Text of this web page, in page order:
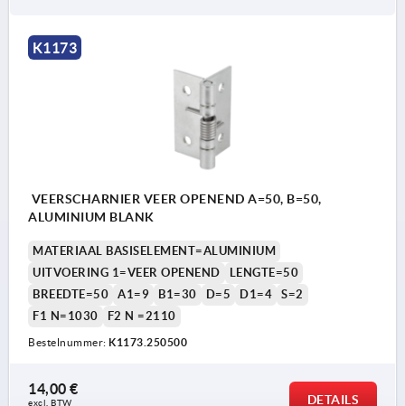
K1173
VEERSCHARNIER VEER OPENEND A=50, B=50,
ALUMINIUM BLANK
MATERIAAL BASISELEMENT=ALUMINIUM
UITVOERING 1=VEER OPENEND
LENGTE=50
BREEDTE=50
A1=9 B1=30 D=5 D1=4
S=2
F1 N=1030
F2 N =2110
Bestelnummer: K1173.250500
14,00 €
excl. BTW DETAILS